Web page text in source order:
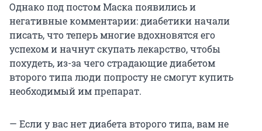
Однако под постом Маска появились и
негативные комментарии: диабетики начали
писать, что теперь многие вдохновятся его
успехом и начнут скупать лекарство, чтобы
похудеть, из-за чего страдающие диабетом
второго типа люди попросту не смогут купить
необходимый им препарат.
— Если у вас нет диабета второго типа, вам не